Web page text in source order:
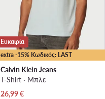
extra -15% Κωδικός: LAST
Ευκαιρία
Calvin Klein Jeans
T-Shirt · Μπλε
Τρέχουσα τιμή
26,99€